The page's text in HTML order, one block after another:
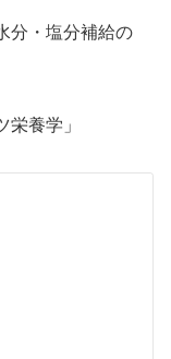
分・塩分補給の
栄養学」